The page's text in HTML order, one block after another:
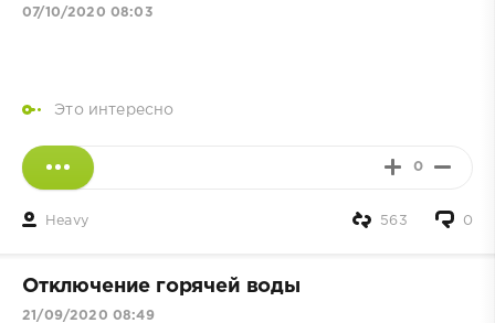
07/10/2020 08:03
Это интересно
0
Heavy 0
563
Отключение горячей воды
21/09/2020 08:49